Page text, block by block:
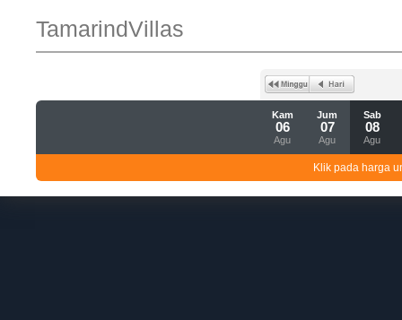
TamarindVillas
Kam
06
Agu
Jum
07
Agu
Sab
08
Agu
Klik pada harga